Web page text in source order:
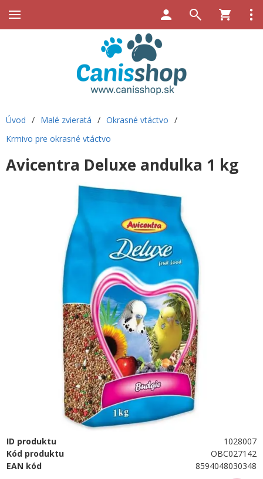
Úvod / Malé zvieratá / Okrasné vtáctvo /
Krmivo pre okrasné vtáctvo
Avicentra Deluxe andulka 1 kg
ID produktu
1028007
Kód produktu
OBC027142
EAN kód
8594048030348